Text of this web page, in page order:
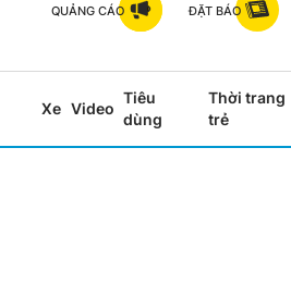
QUẢNG CÁO ĐẶT BÁO
Xe Video
Tiêu
dùng
Thời trang
trẻ